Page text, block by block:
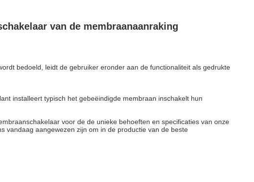
van de membraanaanraking
bedoeld, leidt de gebruiker eronder aan de functionaliteit als gedrukte
installeert typisch het gebeëindigde membraan inschakelt hun
voor de de unieke behoeften en specificaties van onze
vandaag aangewezen zijn om in de productie van de beste